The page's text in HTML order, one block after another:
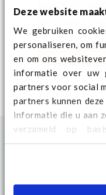
Deze website
We gebruiken
personaliseren, om
en om ons
informatie over uw
partners voor social
partners kunnen
informatie die u aan
verzameld op
services. Kijkhier
keuze te
vandaag
Download